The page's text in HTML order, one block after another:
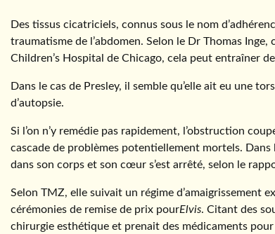
Des tissus cicatriciels, connus sous le nom
traumatisme de l’abdomen. Selon le Dr Thomas
Children’s Hospital de Chicago, cela peut entraîner
Dans le cas de Presley, il semble qu’elle ait eu une
d’autopsie.
Si l’on n’y remédie pas rapidement, l’obstruction
cascade de problèmes potentiellement mortels.
dans son corps et son cœur s’est arrêté, selon le
Selon TMZ, elle suivait un régime d’amaigrissement
cérémonies de remise de prix pourElvis. Citant des
chirurgie esthétique et prenait des médicaments